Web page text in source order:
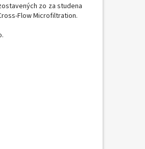
zo za studena
-FlowMicrofiltration.